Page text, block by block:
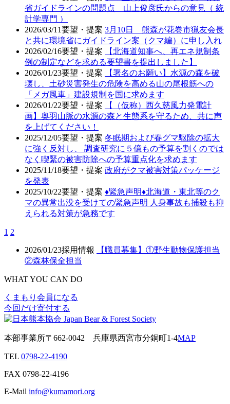
省ガイドラインの問題点 山上俊彦氏からの意見（ 統
計学専門 ）
2026/03/11要望・提案 3月10日 熊森が花巻市猟友会長
と共に環境省にガイドライン案（クマ編）に申し入れ
2026/02/16要望・提案
【北海道知事へ、再エネ規制条
例の制定などを求める要望書を提出しました】
2026/01/23要望・提案
【署名のお願い】水源の森を破
壊し、土砂災害発生の危険を高める山の尾根筋への
「メガ風車」建設規制を国に求めます
2026/01/22要望・提案
【（仮称）西久慈風力発電計
画】奥羽山脈の水源の森と生態系を守るため、共に声
を上げてください！
2025/12/05要望・提案 冬眠期および春グマ駆除の拡大
に強く反対し、 調査研究に５億もの予算を割くのでは
なく喫緊の被害防除への予算重点化を求めます
2025/11/18要望・提案 政府がクマ被害対策パッケージ
を発表
2025/10/22要望・提案 ♦️緊急声明♦️北海道・東北等のク
マの異常出没を受けての緊急声明 人身事故も捕殺も抑
えられる対策が急務です
1 2
2026/01/23採用情報
【職員募集】①野生動物保護担当
②森林保全担当
WHAT YOU CAN DO
くまもり会員になる
今回だけ寄付する
本部事業所〒662-0042 兵庫県西宮市分銅町1-4MAP
TEL 0798-22-4190
FAX 0798-22-4196
E-Mail info@kumamori.org